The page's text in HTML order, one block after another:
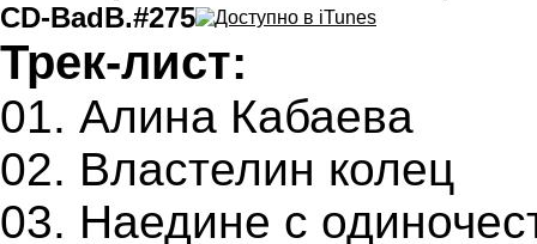
CD-BadB.#275
Трек-лист:
01. Алина Кабаева
02. Властелин колец
03. Наедине с